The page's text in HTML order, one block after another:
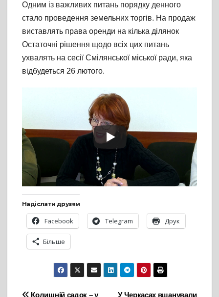
Одним із важливих питань порядку денного
стало проведення земельних торгів. На продаж
виставлять права оренди на кілька ділянок
Остаточні рішення щодо всіх цих питань
ухвалять на сесії Смілянської міської ради, яка
відбудеться 26 лютого.
Надіслати друзям
Facebook Telegram Друк
Більше
У Черкасах вшанували
Колишній садок – у